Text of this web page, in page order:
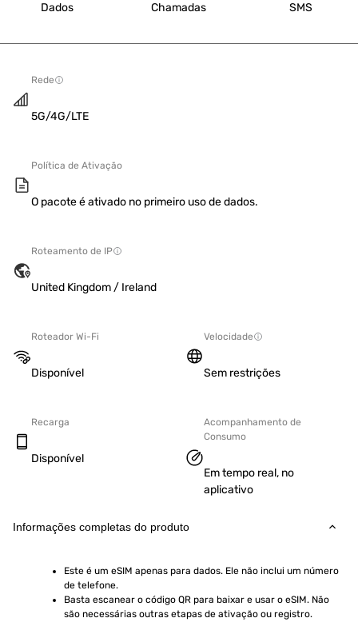
Dados Chamadas SMS
Rede
5G/4G/LTE
Política de Ativação
O pacote é ativado no primeiro uso de dados.
Roteamento de IP
United Kingdom / Ireland
Roteador Wi-Fi
Disponível
Velocidade
Sem restrições
Recarga
Disponível
Acompanhamento de
Consumo
Em tempo real, no
aplicativo
Informações completas do produto
Este é um eSIM apenas para dados. Ele não inclui um número
de telefone.
Basta escanear o código QR para baixar e usar o eSIM. Não
são necessárias outras etapas de ativação ou registro.